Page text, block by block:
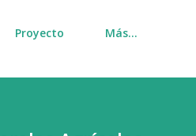
Proyecto Más…